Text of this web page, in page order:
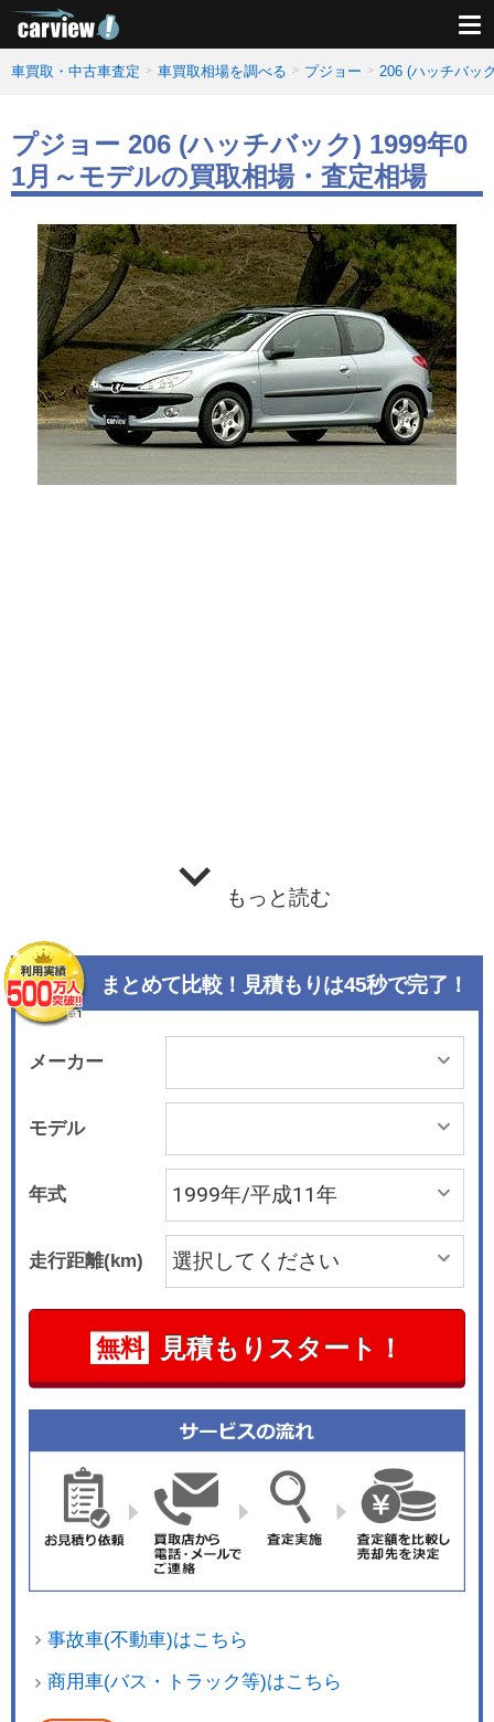
車買取・中古車査定 車買取相場を調べる プジョー 206 (ハッチバッ
プジョー 206 (ハッチバック) 1999年0
1月～モデルの買取相場・査定相場
もっと読む
まとめて比較！見積もりは45秒で完了！
メーカー
モデル
年式
走行距離(km)
無料 見積もりスタート！
事故車(不動車)はこちら
商用車(バス・トラック等)はこちら